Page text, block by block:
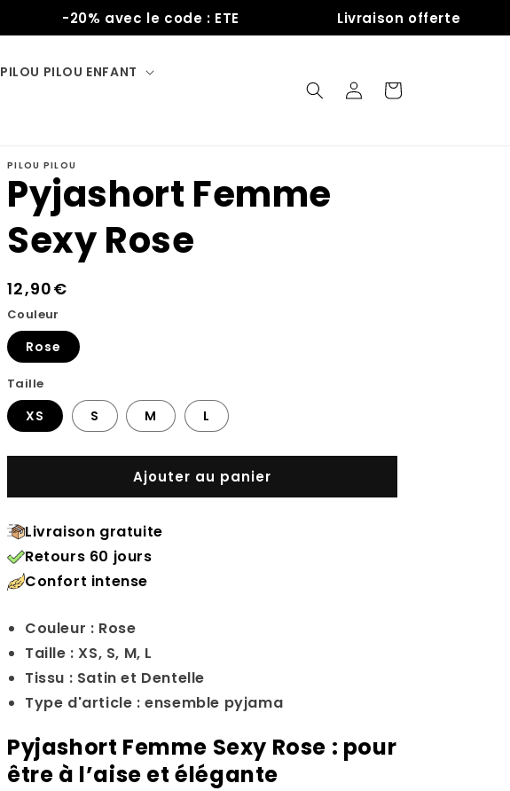
-20% avec le code : ETE Livraison offerte
PILOU PILOU ENFANT
ConnexionPanier
PILOU PILOU
Pyjashort Femme
Sexy Rose
Prix
habituel
12,90€
Couleur
Rose
Taille
XS S M L
Ajouter au panier
Livraison gratuite
Retours 60 jours
Confort intense
Couleur : Rose
Taille : XS, S, M, L
Tissu : Satin et Dentelle
Type d'article : ensemble pyjama
Pyjashort Femme Sexy Rose : pour
être à l’aise et élégante